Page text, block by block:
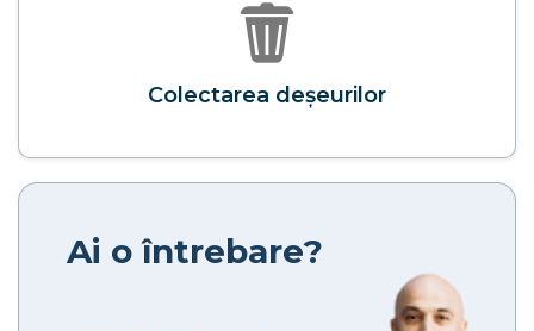
Colectarea deșeurilor
Ai o întrebare?